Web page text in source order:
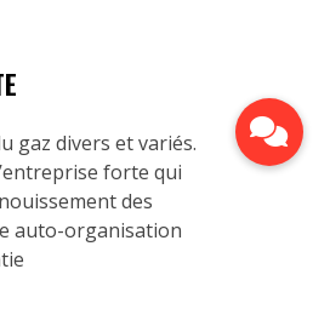
gaz divers et variés.
forte qui
des
auto-organisation